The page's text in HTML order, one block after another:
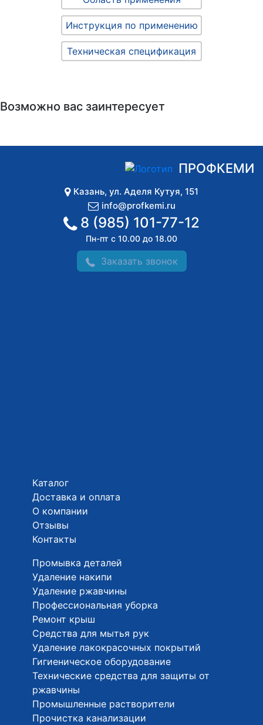
Инструкция по применению
Техническая спецификация
Возможно вас заинтересует
ПРОФКЕМИ
Казань, ул. Аделя Кутуя, 151
info@profkemi.ru
8 (985) 101-77-12
Пн-пт с 10.00 до 18.00
Заказать звонок
Каталог
Доставка и оплата
О компании
Отзывы
Контакты
Промывка деталей
Удаление накипи
Удаление ржавчины
Профессиональная уборка
Ремонт крыш
Средства для мытья рук
Удаление лакокрасочных покрытий
Гигиеническое оборудование
Технические средства для защиты от
ржавчины
Промышленные растворители
Прочистка канализации